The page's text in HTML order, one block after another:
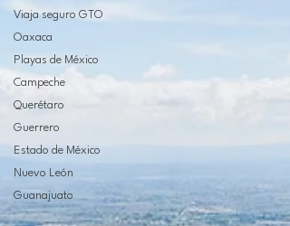
Viaja seguro GTO
Oaxaca
Playas de México
Campeche
Querétaro
Guerrero
Estado de México
Nuevo León
Guanajuato